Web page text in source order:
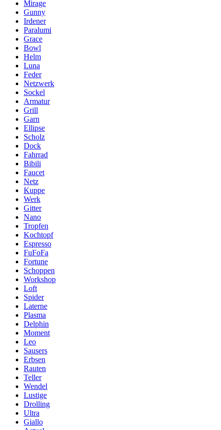
Mirage
Gunny
Irdener
Paralumi
Grace
Bowl
Helm
Luna
Feder
Netzwerk
Sockel
Armatur
Grill
Garn
Ellipse
Scholz
Dock
Fahrrad
Bibili
Faucet
Netz
Kuppe
Werk
Gitter
Nano
Tropfen
Kochtopf
Espresso
FuFoFa
Fortune
Schoppen
Workshop
Loft
Spider
Laterne
Plasma
Delphin
Moment
Leo
Sausers
Erbsen
Rauten
Teller
Wendel
Lustige
Drolling
Ultra
Giallo